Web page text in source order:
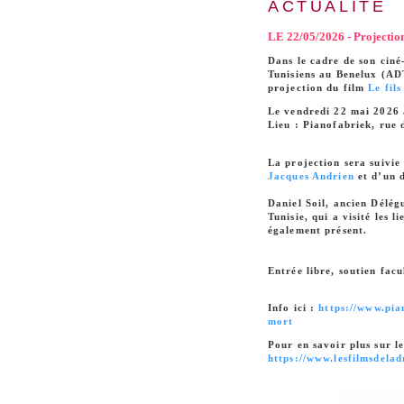
ACTUALITÉ
LE 22/05/2026 -
Dans le cadre de son
Tunisiens au Benelux
projection du filmLe fils
Le vendredi 22 mai 2026
Lieu : Pianofabriek, rue
La projection sera suivie
Jacques Andrien et d’un
Daniel Soil, ancien
Tunisie, qui a visité les
également présent.
Entrée libre, soutien
Info ici :https://
mort
Pour en savoir plus sur
https://